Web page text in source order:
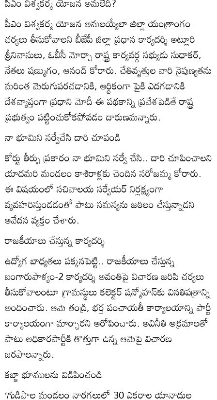
పీఎం విశ్వకర్మ యోజన అమలయ్యేలా జిల్లా యంత్రాంగం
చర్యలు తీసుకోవాలని బీజేపీ జిల్లా ప్రధాన కార్యదర్శి అట్లూరి
శ్రీనివాసులు, ఓబీసీ మోర్చా రాష్ట్ర కార్యవర్గ సభ్యుడు సుధాకర్‌,
నేతలు షణ్ముగం, ఆనంద్‌ కోరారు. చేతివృత్తుల వారి నైపుణ్యతను
మరింత మెరుగుపరచడానికి, ఆర్థికంగా పైకి ఎదగడానికి
దేశవ్యాప్తంగా ప్రధాని మోదీ ఈ పథకాన్ని ప్రవేశపెడితే రాష్ట్ర
ప్రభుత్వం పట్టించుకోకపోవడం దారుణమన్నారు.
నా భూమిని సర్వేచేసి దారి చూపండి
కోర్టు తీర్పు ప్రకారం నా భూమిని సర్వే చేసి.. దారి చూపించాలని
యాదమరి మండలం కాశిరాళ్లకు చెందిన సరోజమ్మ కోరారు.
ఈ విషయంలో సచివాలయ సర్వేయర్‌ నిర్లక్ష్యంగా
వ్యవహరిస్తుండడంతో పాటు సమస్యను జఠిలం చేస్తున్నాడని
ఆవేదన వ్యక్తం చేశారు.
రాజకీయాలు చేస్తున్న కార్యదర్శి
ఉద్యోగ బాధ్యతలు పక్కనపెట్టి.. రాజకీయాలు చేస్తున్న
బంగారుపాళ్యం-2 కార్యదర్శి అవంతిపై విచారణ జరిపి చర్యలు
తీసుకోవాలంటూ గ్రామస్థులు కలెక్టర్‌ షన్మోహన్‌కు వినతిపత్రాన్ని
అందించారు. ఆమె తండ్రి, భర్త పంచాయతీ కార్యాలయాన్ని పార్టీ
కార్యాలయంగా మార్చారని ఆరోపించారు. అవినీతి అక్రమాలతో
పాటు అధికారపార్టీకి తొత్తుగా ఉన్న ఆమెపై విచారణ
జరపాలన్నారు.
కబ్జా భూములను విడిపించండి
‘గుడిపాల మండలం నారగల్లులో 30 ఎకరాల యానాదుల